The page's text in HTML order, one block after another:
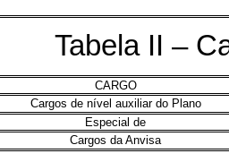
Tabela II –
CARGO
Cargos de nível auxiliar do Plano
Especial de
Cargos da Anvisa